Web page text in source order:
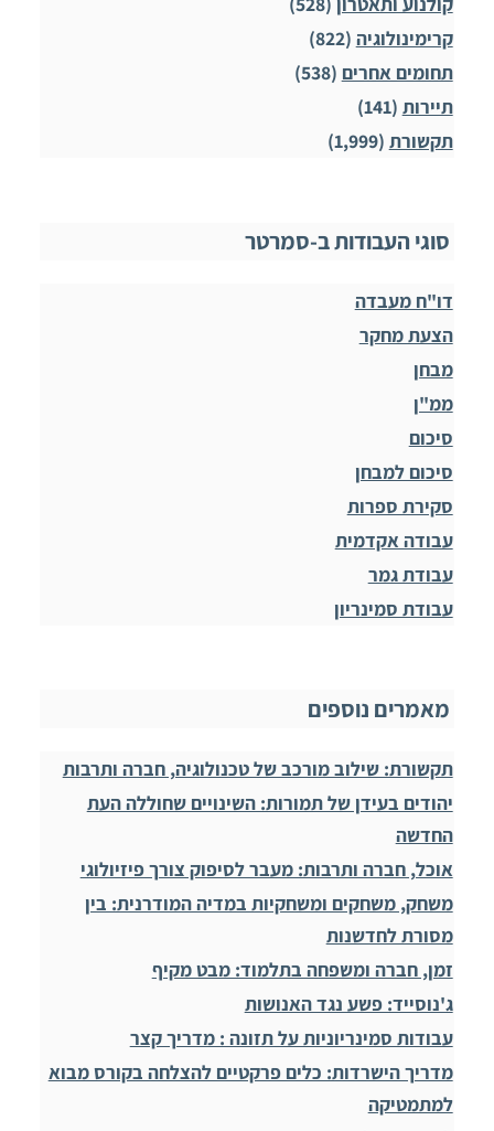
קרימינולוגיה (822)
תחומים אחרים (538)
תיירות (141)
תקשורת (1,999)
סוגי העבודות ב-סמרטר
דו"ח מעבדה
הצעת מחקר
מבחן
ממ"ן
סיכום
סיכום למבחן
סקירת ספרות
עבודה אקדמית
עבודת גמר
עבודת סמינריון
מאמרים נוספים
תקשורת: שילוב מורכב של טכנולוגיה, חברה ותרבות
יהודים בעידן של תמורות: השינויים שחוללה העת
החדשה
אוכל, חברה ותרבות: מעבר לסיפוק צורך פיזיולוגי
משחק, משחקים ומשחקיות במדיה המודרנית: בין
מסורת לחדשנות
זמן, חברה ומשפחה בתלמוד: מבט מקיף
ג'נוסייד: פשע נגד האנושות
עבודות סמינריוניות על תזונה : מדריך קצר
מדריך הישרדות: כלים פרקטיים להצלחה בקורס מבוא
למתמטיקה